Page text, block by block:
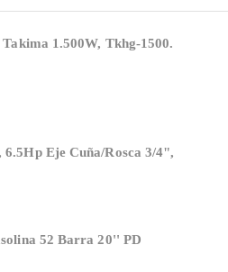
1.500W, Tkhg-1500.
Eje Cuña/Rosca 3/4",
52 Barra 20'' PD